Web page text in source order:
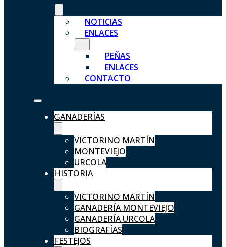
NOTICIAS
ENLACES
PEÑAS
ENLACES
CONTACTO
GANADERÍAS
VICTORINO MARTÍN
MONTEVIEJO
URCOLA
HISTORIA
VICTORINO MARTÍN
GANADERÍA MONTEVIEJO
GANADERÍA URCOLA
BIOGRAFÍAS
FESTEJOS